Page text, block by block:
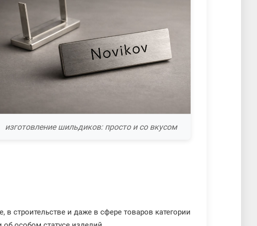
изготовление шильдиков: просто и со вкусом
строительстве и даже в сфере товаров категории